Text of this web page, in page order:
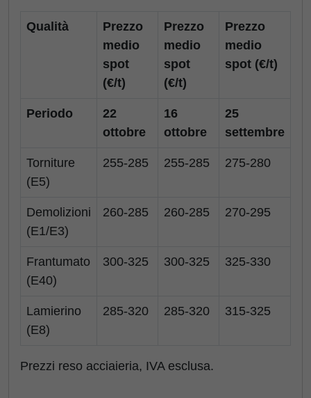
Qualità
Prezzo
medio
spot
(€/t)
Prezzo
medio
spot
(€/t)
Prezzo
medio
spot (€/t)
Periodo
22
ottobre
16
ottobre
25
settembre
Torniture
(E5)
255-285 255-285 275-280
Demolizioni
(E1/E3)
260-285 260-285 270-295
Frantumato
(E40)
300-325 300-325 325-330
Lamierino
(E8)
285-320 285-320 315-325
Prezzi reso acciaieria, IVA esclusa.